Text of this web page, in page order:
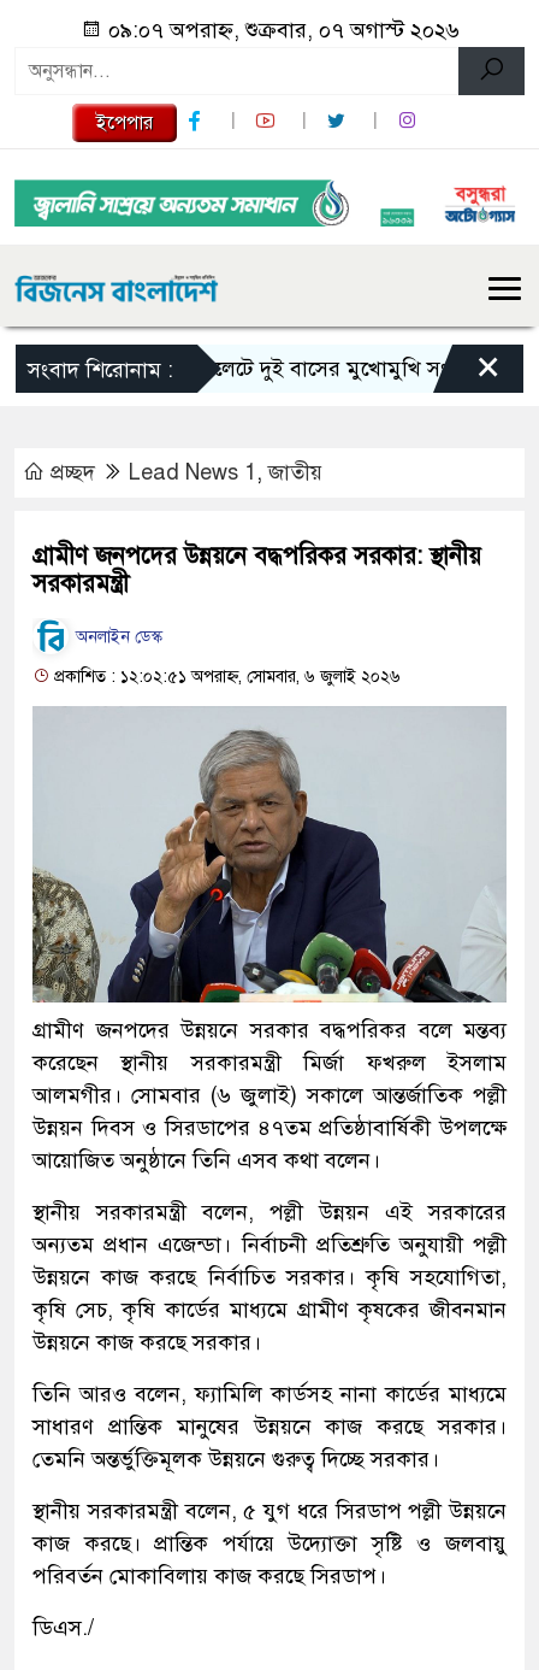
০৯:০৭ অপরাহ্ন, শুক্রবার, ০৭ অগাস্ট ২০২৬
ইপেপার
সংবাদ শিরোনাম :সিলেটে দুই বাসের মুখোমুখি সংঘর্ষে নিহত বেড়ে
×
প্রচ্ছদ Lead News 1 ,জাতীয়
গ্রামীণ জনপদের উন্নয়নে বদ্ধপরিকর সরকার: স্থানীয়
সরকারমন্ত্রী
অনলাইন ডেস্ক
প্রকাশিত : ১২:০২:৫১ অপরাহ্ন, সোমবার, ৬ জুলাই ২০২৬
গ্রামীণ জনপদের উন্নয়নে সরকার বদ্ধপরিকর বলে মন্তব্য
করেছেন স্থানীয় সরকারমন্ত্রী মির্জা ফখরুল ইসলাম
আলমগীর। সোমবার (৬ জুলাই) সকালে আন্তর্জাতিক পল্লী
উন্নয়ন দিবস ও সিরডাপের ৪৭তম প্রতিষ্ঠাবার্ষিকী উপলক্ষে
আয়োজিত অনুষ্ঠানে তিনি এসব কথা বলেন।
স্থানীয় সরকারমন্ত্রী বলেন, পল্লী উন্নয়ন এই সরকারের
অন্যতম প্রধান এজেন্ডা। নির্বাচনী প্রতিশ্রুতি অনুযায়ী পল্লী
উন্নয়নে কাজ করছে নির্বাচিত সরকার। কৃষি সহযোগিতা,
কৃষি সেচ, কৃষি কার্ডের মাধ্যমে গ্রামীণ কৃষকের জীবনমান
উন্নয়নে কাজ করছে সরকার।
তিনি আরও বলেন, ফ্যামিলি কার্ডসহ নানা কার্ডের মাধ্যমে
সাধারণ প্রান্তিক মানুষের উন্নয়নে কাজ করছে সরকার।
তেমনি অন্তর্ভুক্তিমূলক উন্নয়নে গুরুত্ব দিচ্ছে সরকার।
স্থানীয় সরকারমন্ত্রী বলেন, ৫ যুগ ধরে সিরডাপ পল্লী উন্নয়নে
কাজ করছে। প্রান্তিক পর্যায়ে উদ্যোক্তা সৃষ্টি ও জলবায়ু
পরিবর্তন মোকাবিলায় কাজ করছে সিরডাপ।
ডিএস./